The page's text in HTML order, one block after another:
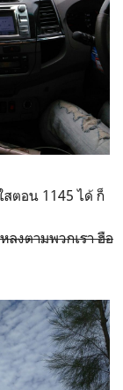
สตอน 1145 ได้ ก็
ลงตามพวกเรา ฮือ